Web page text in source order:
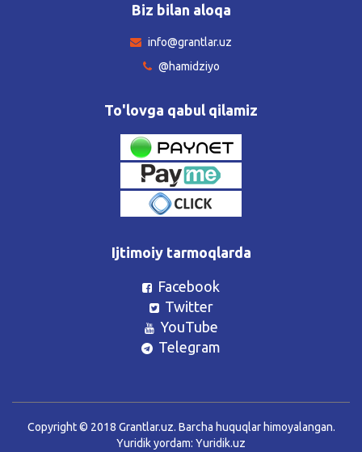
Biz bilan aloqa
info@grantlar.uz
@hamidziyo
To'lovga qabul qilamiz
Ijtimoiy tarmoqlarda
Facebook
Twitter
YouTube
Telegram
Copyright © 2018 Grantlar.uz. Barcha huquqlar himoyalangan.
Yuridik yordam: Yuridik.uz